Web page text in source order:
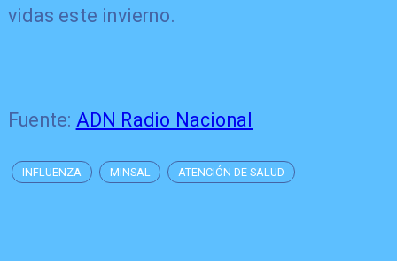
vidas este invierno.
Fuente: ADN Radio Nacional
INFLUENZA MINSAL ATENCIÓN DE SALUD